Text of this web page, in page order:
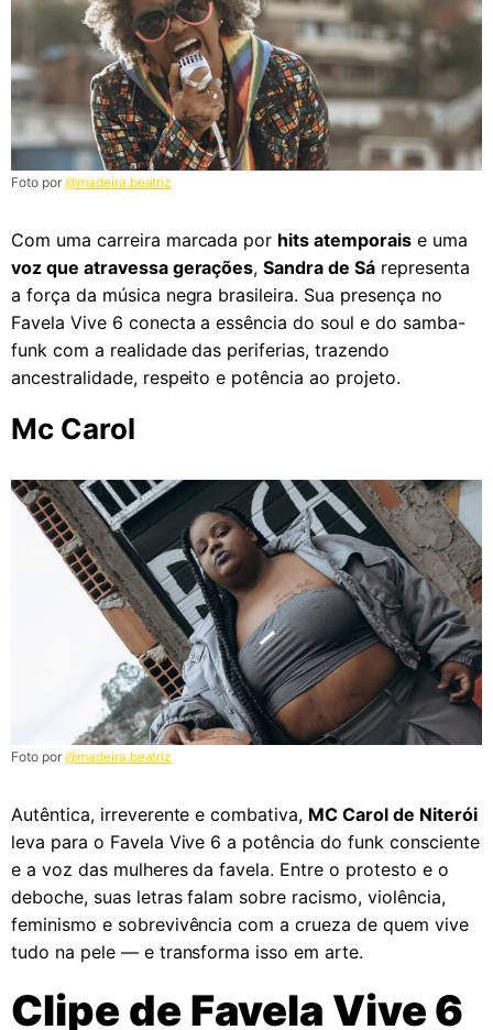
Foto por @madeira.beatriz
Com uma carreira marcada por hits atemporaise uma
voz que atravessa gerações,Sandra de Sá representa
a força da música negra brasileira. Sua presença no
Favela Vive 6 conecta a essência do soul e do samba-
funk com a realidade das periferias, trazendo
ancestralidade, respeito e potência ao projeto.
Mc Carol
Foto por @madeira.beatriz
Autêntica, irreverente e combativa, MC Carol de Niterói
leva para o Favela Vive 6 a potência do funk consciente
e a voz das mulheres da favela. Entre o protesto e o
deboche, suas letras falam sobre racismo, violência,
feminismo e sobrevivência com a crueza de quem vive
tudo na pele — e transforma isso em arte.
Clipe de Favela Vive 6